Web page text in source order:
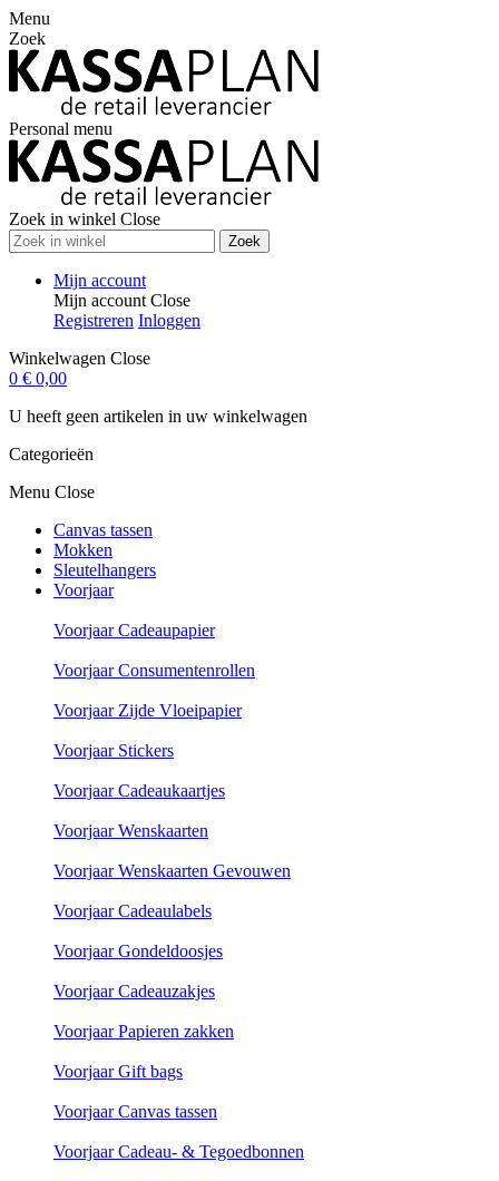
Menu
Zoek
Personal menu
Zoek in winkel Close
Zoek
Mijn account
Mijn account Close
Registreren Inloggen
Winkelwagen Close
0 € 0,00
U heeft geen artikelen in uw winkelwagen
Categorieën
Menu Close
Canvas tassen
Mokken
Sleutelhangers
Voorjaar
Voorjaar Cadeaupapier
Voorjaar Consumentenrollen
Voorjaar Zijde Vloeipapier
Voorjaar Stickers
Voorjaar Cadeaukaartjes
Voorjaar Wenskaarten
Voorjaar Wenskaarten Gevouwen
Voorjaar Cadeaulabels
Voorjaar Gondeldoosjes
Voorjaar Cadeauzakjes
Voorjaar Papieren zakken
Voorjaar Gift bags
Voorjaar Canvas tassen
Voorjaar Cadeau- & Tegoedbonnen